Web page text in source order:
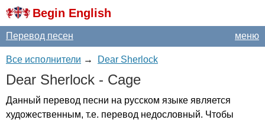
Begin English
меню
Перевод песен
Все исполнители → Dear Sherlock
Dear Sherlock - Cage
Данный перевод песни на русском языке является
художественным, т.е. перевод недословный. Чтобы